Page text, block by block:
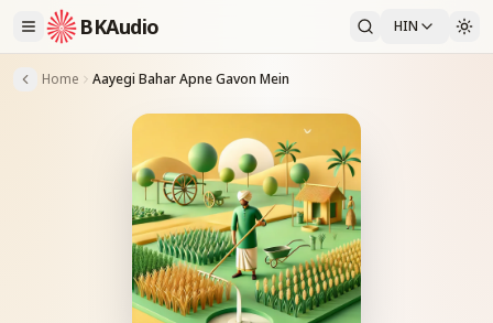
BKAudio HIN
Home Aayegi Bahar Apne Gavon Mein